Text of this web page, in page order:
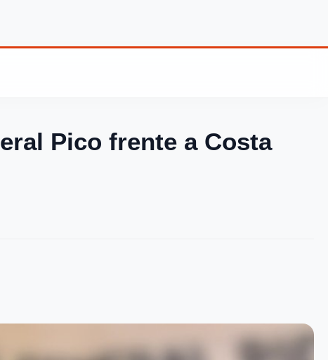
Pico frente a Costa